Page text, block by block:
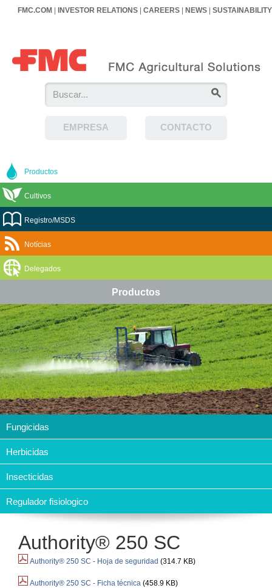
FMC.COM INVESTOR RELATIONS CAREERS NEWS SUSTAINABILITY
EMPRESA CONTACTO
Productos
Cultivos
Registro/MSDS
Notícias
Delegados
Productos
Fungicidas
Herbicidas
Insecticidas
Regulador fisiologico
Authority® 250 SC
Authority® 250 SC - Hoja de seguridad (314.7 KB)
Authority® 250 SC - Ficha técnica (458.9 KB)